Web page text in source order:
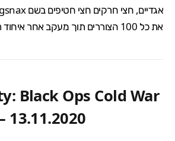
את כל 100 הצוררים תוך מעקב אחר איחוד תושבי האי
Black Ops Cold War
13.11.2020